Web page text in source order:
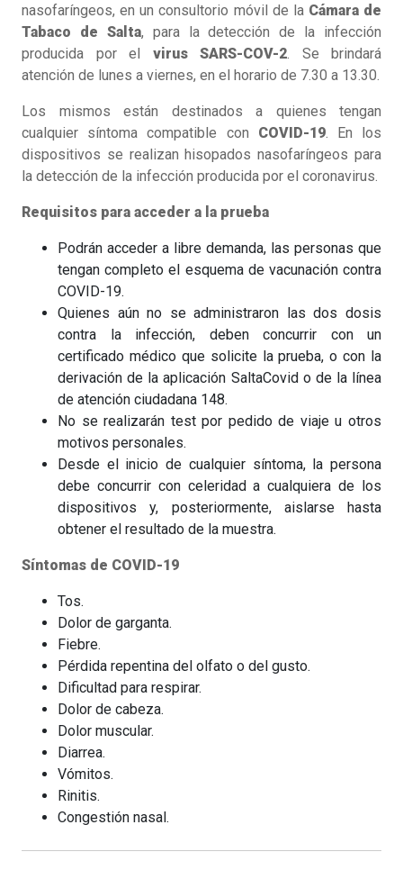
nasofaríngeos, en un consultorio móvil de la Cámara de
Tabaco de Salta, para la detección de la infección
producida por el virus SARS-COV-2 . Se brindará
atención de lunes a viernes, en el horario de 7.30 a 13.30.
Los mismos están destinados a quienes tengan
cualquier síntoma compatible con COVID-19. En los
dispositivos se realizan hisopados nasofaríngeos para
la detección de la infección producida por el coronavirus.
Requisitos para acceder a la prueba
Podrán acceder a libre demanda, las personas que
tengan completo el esquema de vacunación contra
COVID-19.
Quienes aún no se administraron las dos dosis
contra la infección, deben concurrir con un
certificado médico que solicite la prueba, o con la
derivación de la aplicación SaltaCovid o de la línea
de atención ciudadana 148.
No se realizarán test por pedido de viaje u otros
motivos personales.
Desde el inicio de cualquier síntoma, la persona
debe concurrir con celeridad a cualquiera de los
dispositivos y, posteriormente, aislarse hasta
obtener el resultado de la muestra.
Síntomas de COVID-19
Tos.
Dolor de garganta.
Fiebre.
Pérdida repentina del olfato o del gusto.
Dificultad para respirar.
Dolor de cabeza.
Dolor muscular.
Diarrea.
Vómitos.
Rinitis.
Congestión nasal.